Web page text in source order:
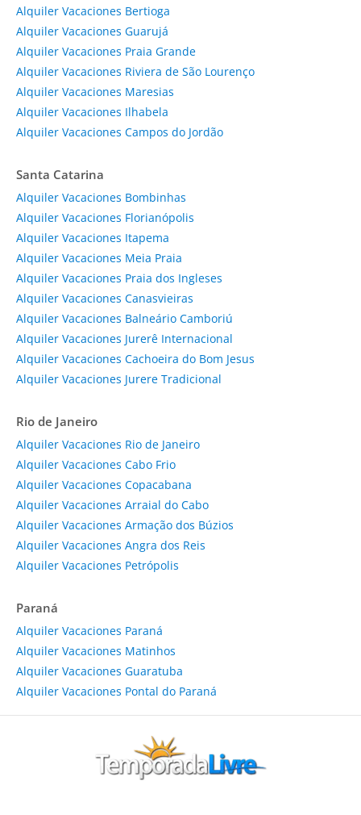
Alquiler Vacaciones Bertioga
Alquiler Vacaciones Guarujá
Alquiler Vacaciones Praia Grande
Alquiler Vacaciones Riviera de São Lourenço
Alquiler Vacaciones Maresias
Alquiler Vacaciones Ilhabela
Alquiler Vacaciones Campos do Jordão
Santa Catarina
Alquiler Vacaciones Bombinhas
Alquiler Vacaciones Florianópolis
Alquiler Vacaciones Itapema
Alquiler Vacaciones Meia Praia
Alquiler Vacaciones Praia dos Ingleses
Alquiler Vacaciones Canasvieiras
Alquiler Vacaciones Balneário Camboriú
Alquiler Vacaciones Jurerê Internacional
Alquiler Vacaciones Cachoeira do Bom Jesus
Alquiler Vacaciones Jurere Tradicional
Rio de Janeiro
Alquiler Vacaciones Rio de Janeiro
Alquiler Vacaciones Cabo Frio
Alquiler Vacaciones Copacabana
Alquiler Vacaciones Arraial do Cabo
Alquiler Vacaciones Armação dos Búzios
Alquiler Vacaciones Angra dos Reis
Alquiler Vacaciones Petrópolis
Paraná
Alquiler Vacaciones Paraná
Alquiler Vacaciones Matinhos
Alquiler Vacaciones Guaratuba
Alquiler Vacaciones Pontal do Paraná